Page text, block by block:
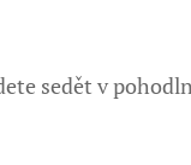
sedět v